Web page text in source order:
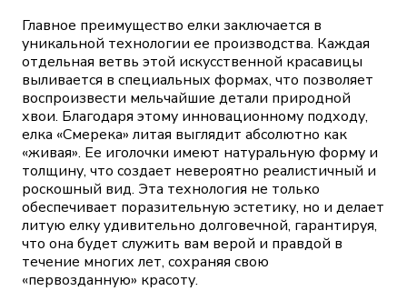
Главное преимущество елки заключается в
уникальной технологии ее производства. Каждая
отдельная ветвь этой искусственной красавицы
выливается в специальных формах, что позволяет
воспроизвести мельчайшие детали природной
хвои. Благодаря этому инновационному подходу,
елка «Смерека» литая выглядит абсолютно как
«живая». Ее иголочки имеют натуральную форму и
толщину, что создает невероятно реалистичный и
роскошный вид. Эта технология не только
обеспечивает поразительную эстетику, но и делает
литую елку удивительно долговечной, гарантируя,
что она будет служить вам верой и правдой в
течение многих лет, сохраняя свою
«первозданную» красоту.